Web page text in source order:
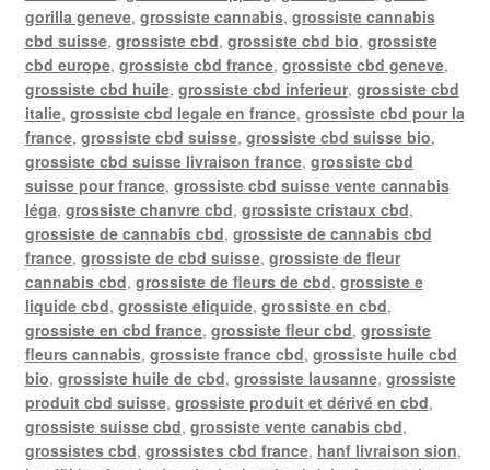
gorilla geneve, grossiste cannabis, grossiste cannabis
cbd suisse, grossiste cbd, grossiste cbd bio, grossiste
cbd europe, grossiste cbd france, grossiste cbd geneve,
grossiste cbd huile, grossiste cbd inferieur, grossiste cbd
italie, grossiste cbd legale en france, grossiste cbd pour la
france, grossiste cbd suisse, grossiste cbd suisse bio,
grossiste cbd suisse livraison france, grossiste cbd
suisse pour france, grossiste cbd suisse vente cannabis
léga, grossiste chanvre cbd, grossiste cristaux cbd,
grossiste de cannabis cbd, grossiste de cannabis cbd
france, grossiste de cbd suisse, grossiste de fleur
cannabis cbd, grossiste de fleurs de cbd, grossiste e
liquide cbd, grossiste eliquide, grossiste en cbd,
grossiste en cbd france, grossiste fleur cbd, grossiste
fleurs cannabis, grossiste france cbd, grossiste huile cbd
bio, grossiste huile de cbd, grossiste lausanne, grossiste
produit cbd suisse, grossiste produit et dérivé en cbd,
grossiste suisse cbd, grossiste vente canabis cbd,
grossistes cbd, grossistes cbd france, hanf livraison sion,